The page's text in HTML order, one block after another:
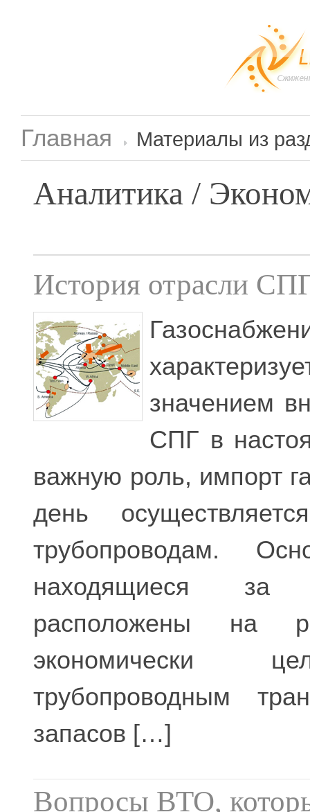
Главная Материалы из
Аналитика /
История отрасли
значением
СПГ в
важную роль, импорт
день
трубопроводам.
находящиеся за
расположены на
экономически
трубопроводным
запасов […]
Вопросы ВТО,